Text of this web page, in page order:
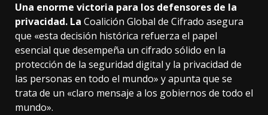
Una enorme victoria para los defensores de la
privacidad. La Coalición Global de Cifrado asegura
que «esta decisión histórica refuerza el papel
esencial que desempeña un cifrado sólido en la
protección de la seguridad digital y la privacidad de
las personas en todo el mundo» y apunta que se
trata de un «claro mensaje a los gobiernos de todo el
mundo».